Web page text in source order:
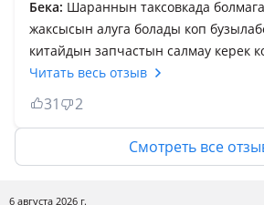
Бека: Шараннын таксовкада
жаксысын алуга болады коп
китайдын запчастын салмау керек
атына кир келтиретин. Карапайым
оталады, 2 пеш кыста ташкент
клапын простой миллионник. Маган
орындыкты онай алып тыстап, есик
барин тасымалдауга болады.
Читать весь отзыв
31 2
Смотреть все
6 августа 2026 г.